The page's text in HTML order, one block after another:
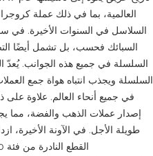
العالمية، بما في ذلك عملة
السلاسل في السنوات الأخيرة. في
السبائك فحسب، بل تشمل أيضًا
السلسلة في جميع هذه الجوانب. يُعدّ
السلسلة ويجذب انتباه هواة جمع
في جميع أنحاء العالم. علاوة على
إصدار عملات الذهب والفضة، مما
طويلة الأجل. في الآونة الأخيرة،